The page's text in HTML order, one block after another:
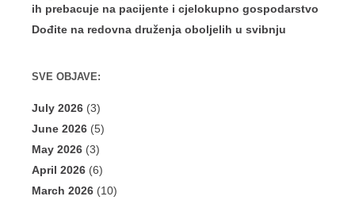
ih prebacuje na pacijente i cjelokupno gospodarstvo
Dođite na redovna druženja oboljelih u svibnju
SVE OBJAVE:
July 2026 (3)
June 2026 (5)
May 2026 (3)
April 2026 (6)
March 2026 (10)